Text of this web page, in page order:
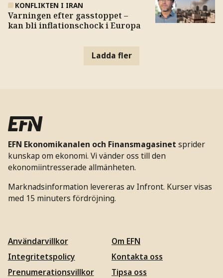
KONFLIKTEN I IRAN
Varningen efter gasstoppet –
kan bli inflationschock i Europa
Ladda fler
EFN Ekonomikanalen och Finansmagasinet sprider
kunskap om ekonomi. Vi vänder oss till den
ekonomiintresserade allmänheten.
Marknadsinformation levereras av Infront. Kurser visas
med 15 minuters fördröjning.
Användarvillkor
Integritetspolicy
Prenumerationsvillkor
Om EFN
Kontakta oss
Tipsa oss